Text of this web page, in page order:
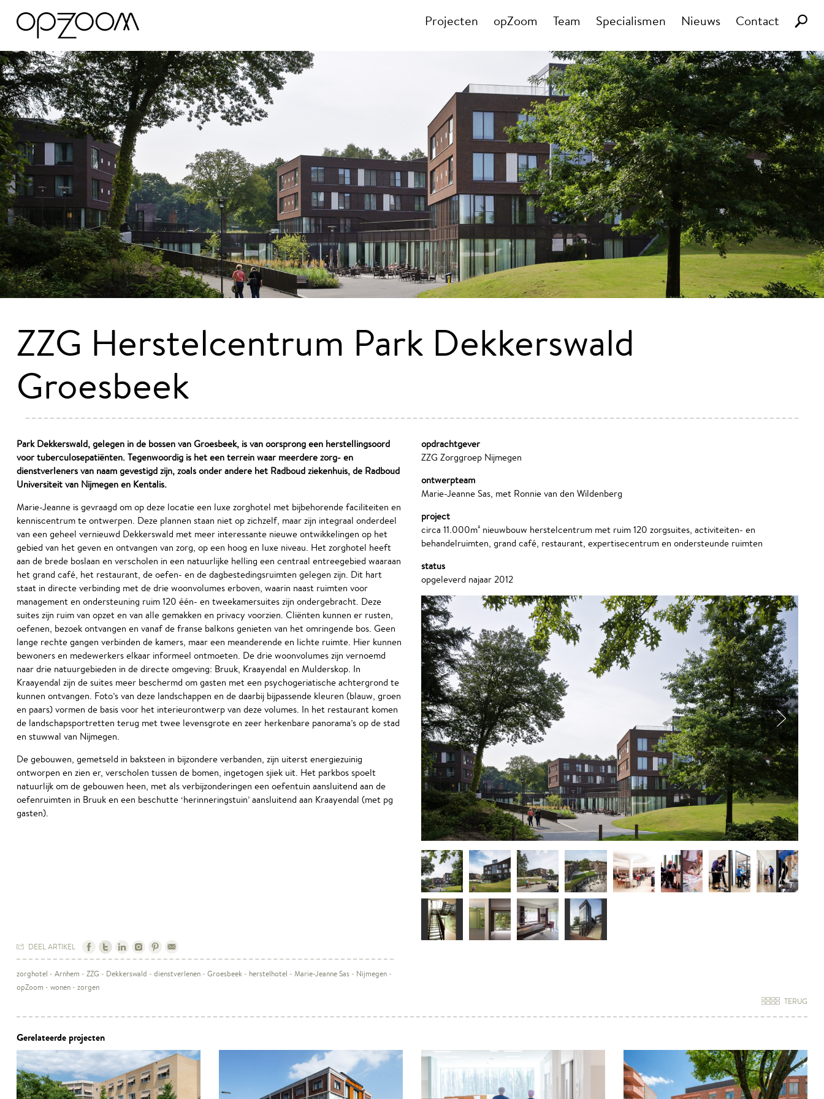
Projecten opZoom Team Specialismen Nieuws Contact
ZZG Herstelcentrum Park Dekkerswald
Groesbeek
Park Dekkerswald, gelegen in de bossen van Groesbeek, is van oorsprong een herstellingsoord
voor tuberculosepatiënten. Tegenwoordig is het een terrein waar meerdere zorg- en
dienstverleners van naam gevestigd zijn, zoals onder andere het Radboud ziekenhuis, de Radboud
Universiteit van Nijmegen en Kentalis.
Marie-Jeanne is gevraagd om op deze locatie een luxe zorghotel met bijbehorende faciliteiten en
kenniscentrum te ontwerpen. Deze plannen staan niet op zichzelf, maar zijn integraal onderdeel
van een geheel vernieuwd Dekkerswald met meer interessante nieuwe ontwikkelingen op het
gebied van het geven en ontvangen van zorg, op een hoog en luxe niveau. Het zorghotel heeft
aan de brede boslaan en verscholen in een natuurlijke helling een centraal entreegebied waaraan
het grand café, het restaurant, de oefen- en de dagbestedingsruimten gelegen zijn. Dit hart
staat in directe verbinding met de drie woonvolumes erboven, waarin naast ruimten voor
management en ondersteuning ruim 120 één- en tweekamersuites zijn ondergebracht. Deze
suites zijn ruim van opzet en van alle gemakken en privacy voorzien. Cliënten kunnen er rusten,
oefenen, bezoek ontvangen en vanaf de franse balkons genieten van het omringende bos. Geen
lange rechte gangen verbinden de kamers, maar een meanderende en lichte ruimte. Hier kunnen
bewoners en medewerkers elkaar informeel ontmoeten. De drie woonvolumes zijn vernoemd
naar drie natuurgebieden in de directe omgeving: Bruuk, Kraayendal en Mulderskop. In
Kraayendal zijn de suites meer beschermd om gasten met een psychogeriatische achtergrond te
kunnen ontvangen. Foto’s van deze landschappen en de daarbij bijpassende kleuren (blauw, groen
en paars) vormen de basis voor het interieurontwerp van deze volumes. In het restaurant komen
de landschapsportretten terug met twee levensgrote en zeer herkenbare panorama’s op de stad
en stuwwal van Nijmegen.
De gebouwen, gemetseld in baksteen in bijzondere verbanden, zijn uiterst energiezuinig
ontworpen en zien er, verscholen tussen de bomen, ingetogen sjiek uit. Het parkbos spoelt
natuurlijk om de gebouwen heen, met als verbijzonderingen een oefentuin aansluitend aan de
oefenruimten in Bruuk en een beschutte ‘herinneringstuin’ aansluitend aan Kraayendal (met pg
gasten).
opdrachtgever
ZZG Zorggroep Nijmegen
ontwerpteam
Marie-Jeanne Sas, met Ronnie van den Wildenberg
project
circa 11.000m² nieuwbouw herstelcentrum met ruim 120 zorgsuites, activiteiten- en
behandelruimten, grand café, restaurant, expertisecentrum en ondersteunde ruimten
status
opgeleverd najaar 2012
DEEL ARTIKEL
zorghotel - Arnhem - ZZG - Dekkerswald - dienstverlenen - Groesbeek - herstelhotel - Marie-Jeanne Sas - Nijmegen -
opZoom - wonen - zorgen
TERUG
Gerelateerde projecten